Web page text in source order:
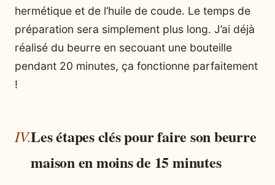
hermétique et de l’huile de coude. Le temps de
préparation sera simplement plus long. J’ai déjà
réalisé du beurre en secouant une bouteille
pendant 20 minutes, ça fonctionne parfaitement
!
Les étapes clés pour faire son beurre
maison en moins de 15 minutes